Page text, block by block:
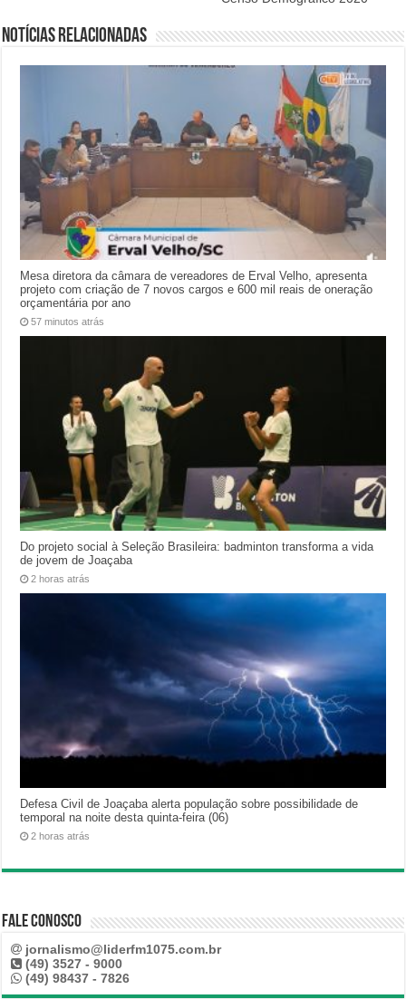
Notícias relacionadas
Mesa diretora da câmara de vereadores de Erval Velho, apresenta
projeto com criação de 7 novos cargos e 600 mil reais de oneração
orçamentária por ano
57 minutos atrás
Do projeto social à Seleção Brasileira: badminton transforma a vida
de jovem de Joaçaba
2 horas atrás
Defesa Civil de Joaçaba alerta população sobre possibilidade de
temporal na noite desta quinta-feira (06)
2 horas atrás
Fale Conosco
jornalismo@liderfm1075.com.br
(49) 3527 - 9000
(49) 98437 - 7826